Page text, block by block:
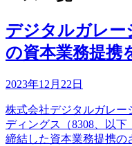
デジタルガレー
の資本業務提携
2023年12月22日
株式会社デジタルガレー
ディングス（8308、以下
締結した資本業務提携の